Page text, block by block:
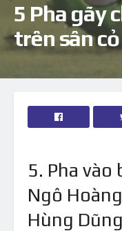
5 Pha gãy
trên sân
5. Pha
Ngô
Hùng